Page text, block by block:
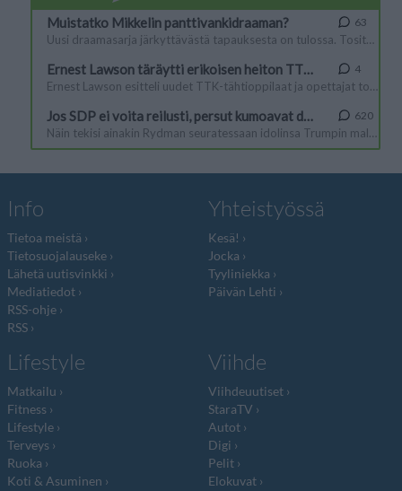
Info
Tietoa meistä
Tietosuojalauseke
Lähetä uutisvinkki
Mediatiedot
RSS-ohje
RSS
Yhteistyössä
Kesä!
Jocka
Tyyliniekka
Päivän Lehti
Lifestyle
Matkailu
Fitness
Lifestyle
Terveys
Ruoka
Koti & Asuminen
Viihde
Viihdeuutiset
StaraTV
Autot
Digi
Pelit
Elokuvat